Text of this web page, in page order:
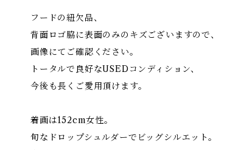
フードの紐欠品、
背面ロゴ脇に表面のみのキズございますので、
画像にてご確認ください。
トータルで良好なUSEDコンディション、
今後も長くご愛用頂けます。
着画は152cm女性。
旬なドロップシュルダーでビッグシルエット。